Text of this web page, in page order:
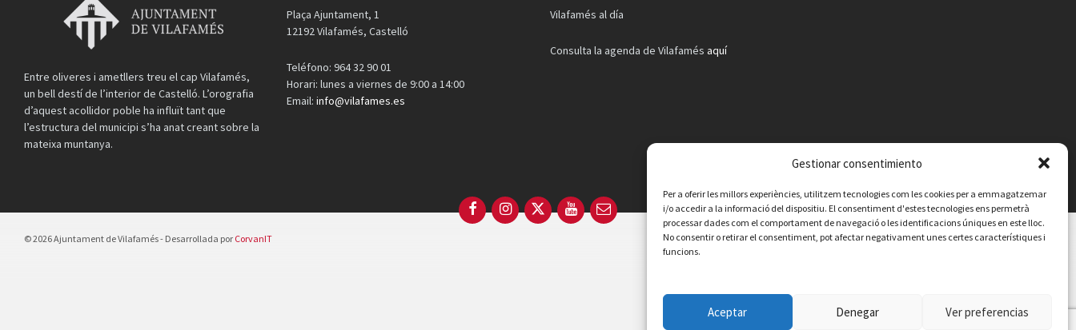
Gestionar consentimiento
Per a oferir les millors experiències, utilitzem tecnologies com les cookies per a emmagatzemar
i/o accedir a la informació del dispositiu. El consentiment d'estes tecnologies ens permetrà
processar dades com el comportament de navegació o les identificacions úniques en este lloc.
No consentir o retirar el consentiment, pot afectar negativament unes certes característiques i
funcions.
Aceptar Denegar Ver preferencias
Entre oliveres i ametllers treu el cap Vilafamés,
un bell destí de l’interior de Castelló. L’orografia
d’aquest acollidor poble ha influït tant que
l’estructura del municipi s’ha anat creant sobre la
mateixa muntanya.
Plaça Ajuntament, 1
12192 Vilafamés, Castelló
Teléfono: 964 32 90 01
Horari: lunes a viernes de 9:00 a 14:00
Email:info@vilafames.es
Vilafamés al día
Consulta la agenda de Vilafamés aquí
FacebookInstagram
X YouTubeEmail
Contacte Avís legal Política de privacitat Política de cookies
© 2026 Ajuntament de Vilafamés - Desarrollada por CorvanIT